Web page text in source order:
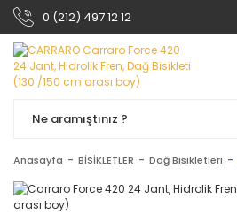
0 (212) 497 12 12
Anasayfa BİSİKLETLER Dağ Bisikletleri